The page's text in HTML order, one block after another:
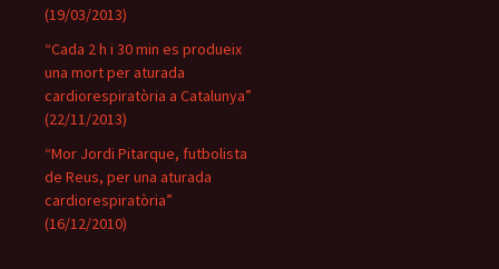
(19/03/2013)
“Cada 2 h i 30 min es produeix
una mort per aturada
cardiorespiratòria a Catalunya”
(22/11/2013)
“Mor Jordi Pitarque, futbolista
de Reus, per una aturada
cardiorespiratòria”
(16/12/2010)